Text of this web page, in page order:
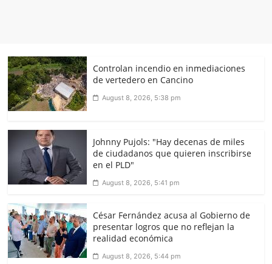
Controlan incendio en inmediaciones
de vertedero en Cancino
August 8, 2026, 5:38 pm
Johnny Pujols: "Hay decenas de miles
de ciudadanos que quieren inscribirse
en el PLD"
August 8, 2026, 5:41 pm
César Fernández acusa al Gobierno de
presentar logros que no reflejan la
realidad económica
August 8, 2026, 5:44 pm